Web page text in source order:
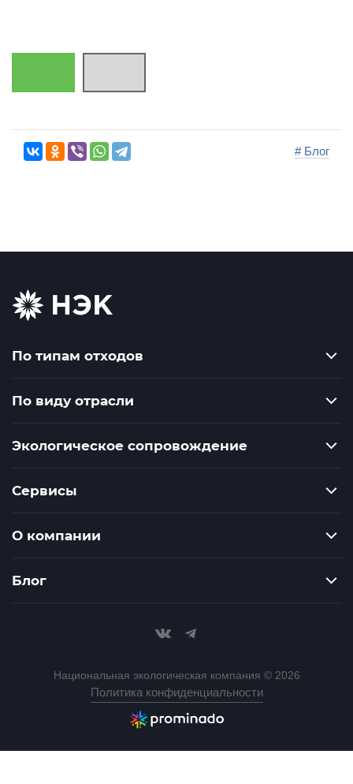
# Блог
По типам отходов
По виду отрасли
Экологическое сопровождение
Сервисы
О компании
Блог
Национальная экологическая компания © 2026
Политика конфиденциальности